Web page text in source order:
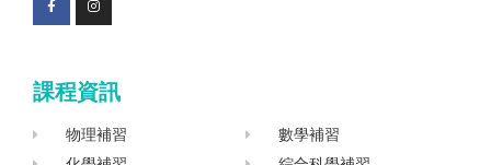
F
a
o
o
I
n
g
r
a
課程資訊
物理補習
數學補習